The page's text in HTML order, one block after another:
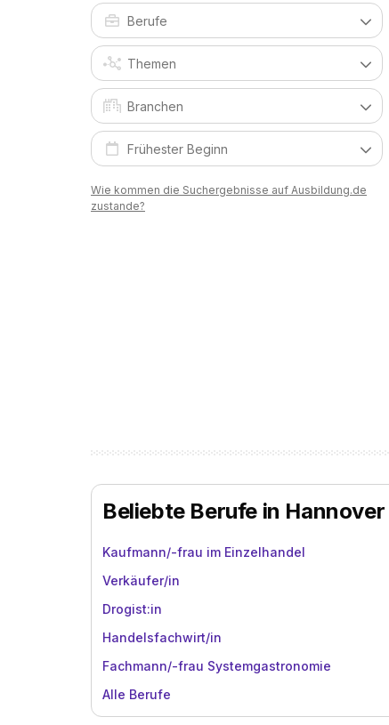
Wie kommen die Suchergebnisse auf Ausbildung.de
zustande?
Beliebte Berufe in Hannover
Kaufmann/-frau im Einzelhandel
Verkäufer/in
Drogist:in
Handelsfachwirt/in
Fachmann/-frau Systemgastronomie
Alle Berufe